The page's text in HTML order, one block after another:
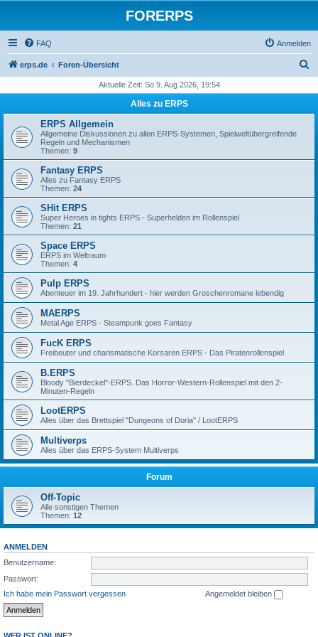
FORERPS
FAQ Anmelden
erps.de Foren-Übersicht
h
Aktuelle Zeit: So 9. Aug 2026, 19:54
Alles zu ERPS
ERPS Allgemein
Allgemeine Diskussionen zu allen ERPS-Systemen, Spielweltübergreifende
Regeln und Mechanismen
Themen: 9
Fantasy ERPS
Alles zu Fantasy ERPS
Themen: 24
SHit ERPS
Super Heroes in tights ERPS - Superhelden im Rollenspiel
Themen: 21
Space ERPS
ERPS im Weltraum
Themen: 4
Pulp ERPS
Abenteuer im 19. Jahrhundert - hier werden Groschenromane lebendig
MAERPS
Metal Age ERPS - Steampunk goes Fantasy
FucK ERPS
Freibeuter und charismatische Korsaren ERPS - Das Piratenrollenspiel
B.ERPS
Bloody "Bierdeckel"-ERPS. Das Horror-Western-Rollenspiel mit den 2-
Minuten-Regeln
LootERPS
Alles über das Brettspiel "Dungeons of Doria" / LootERPS
Multiverps
Alles über das ERPS-System Multiverps
Forum
Off-Topic
Alle sonstigen Themen
Themen: 12
ANMELDEN
Benutzername:
Passwort:
Ich habe mein Passwort vergessen
Angemeldet bleiben